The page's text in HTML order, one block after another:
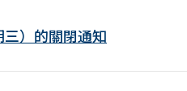
）的關閉通知